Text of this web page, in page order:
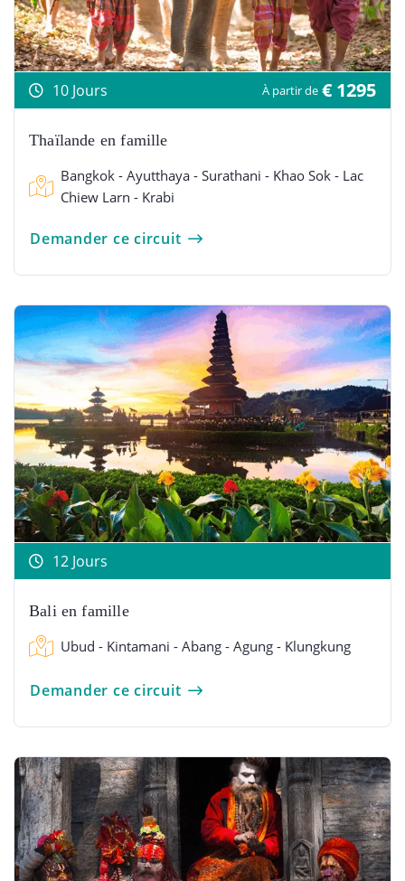
10 Jours À partir de € 1295
Thaïlande en famille
Bangkok - Ayutthaya - Surathani - Khao Sok - Lac
Chiew Larn - Krabi
Demander ce circuit
12 Jours
Bali en famille
Ubud - Kintamani - Abang - Agung - Klungkung
Demander ce circuit